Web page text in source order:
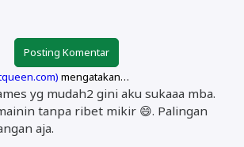
Posting Komentar
mengatakan…
yg mudah2 gini aku sukaaa mba.
tanpa ribet mikir 😄. Palingan
aja.